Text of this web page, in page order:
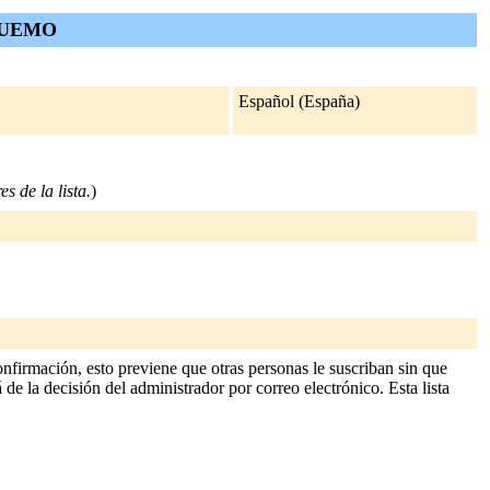
Español (España)
de la lista.)
esto previene que otras personas le suscriban sin que
la decisión del administrador por correo electrónico. Esta lista